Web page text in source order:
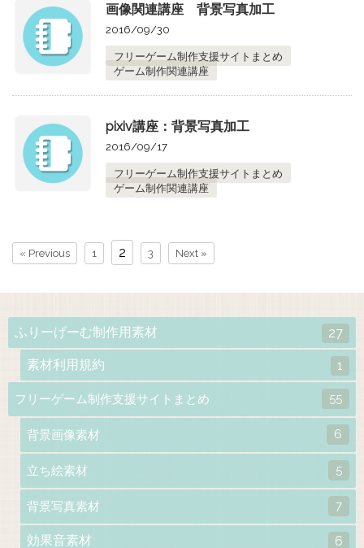
画像関連講座 背景写真加工
2016/09/30
フリーゲーム制作支援サイトまとめ
ゲーム制作関連講座
pixiv講座：背景写真加工
2016/09/17
フリーゲーム制作支援サイトまとめ
ゲーム制作関連講座
« Previous 1 2 3 Next »
ふりーげーむ制作用素材 27
素材利用規約 1
フリーゲーム制作支援サイトまとめ 55
背景画像素材 6
立ち絵素材 5
背景写真素材 7
効果音素材 6